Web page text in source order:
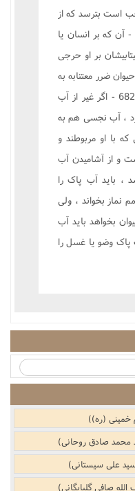
است بترسد که از
تشنگى تلف يا بيمار شوند . 3 - آن که بر انسان يا
بر او حرجى
ضرر معتنابه به
حسب حال او باشد . مسأله 682 - اگر غير از آب
، آب نجسى هم به
با او مربوطند و
و از آشاميدن آب
، بايد آب پاک را
نماز بخواند ، ولى
بخواهد بايد آب
پاک وضو يا غسل را
خمینی (ره))
محمد صادق روحانی)
سید علی سیستانی)
صافی گلپایگانی)